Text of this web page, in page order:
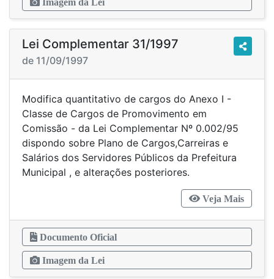
Lei Complementar 31/1997
de 11/09/1997
Modifica quantitativo de cargos do Anexo I -
Classe de Cargos de Promovimento em
Comissão - da Lei Complementar Nº 0.002/95
dispondo sobre Plano de Cargos,Carreiras e
Salários dos Servidores Públicos da Prefeitura
Municipal , e alterações posteriores.
Veja Mais
Documento Oficial
Imagem da Lei